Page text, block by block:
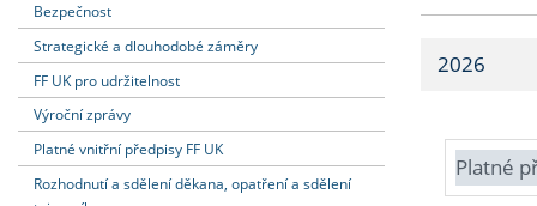
Dozvědět se více Strategie
Fakultní
Podat přihlášku Učitelské
Dozvědět se více
Dozvědět se více
Dozvědět se více
Bezpečnost
Strategické a dlouhodobé záměry
FF UK pro udržitelnost
Výroční zprávy
Platné vnitřní předpisy FF UK
Rozhodnutí a sdělení děkana, opatření a sdělení
2026
Platné